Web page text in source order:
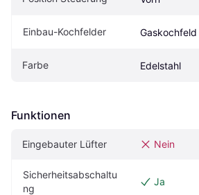
Einbau-Kochfelder Gaskochfeld
Farbe Edelstahl
Funktionen
Eingebauter Lüfter Nein
Sicherheitsabschaltu
ng
Ja